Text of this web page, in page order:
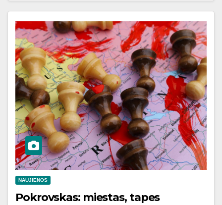
NAUJIENOS
Pokrovskas: miestas, tapes